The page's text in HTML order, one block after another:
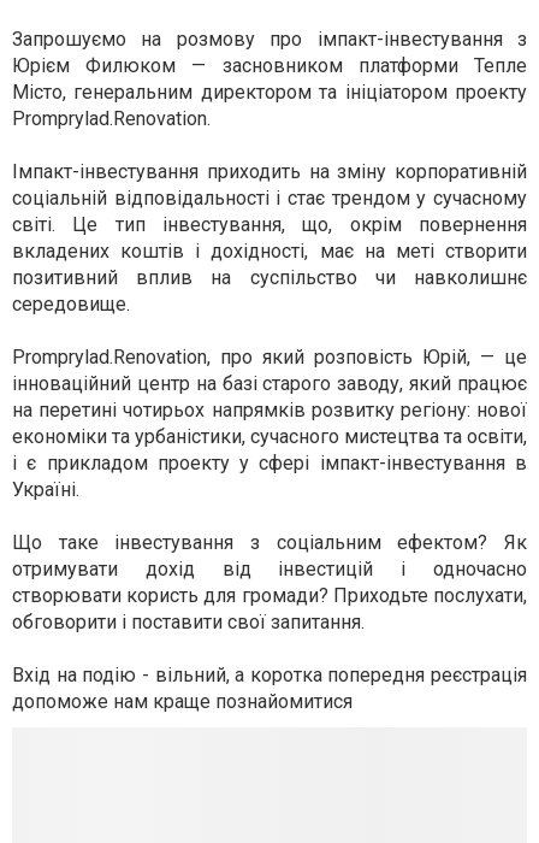
Запрошуємо на розмову про імпакт-інвестування з
Юрієм Филюком — засновником платформи Тепле
Місто, генеральним директором та ініціатором проекту
Promprylad.Renovation.
Імпакт-інвестування приходить на зміну корпоративній
соціальній відповідальності і стає трендом у сучасному
світі. Це тип інвестування, що, окрім повернення
вкладених коштів і дохідності, має на меті створити
позитивний вплив на суспільство чи навколишнє
середовище.
Promprylad.Renovation, про який розповість Юрій, — це
інноваційний центр на базі старого заводу, який працює
на перетині чотирьох напрямків розвитку регіону: нової
економіки та урбаністики, сучасного мистецтва та освіти,
і є прикладом проекту у сфері імпакт-інвестування в
Україні.
Що таке інвестування з соціальним ефектом? Як
отримувати дохід від інвестицій і одночасно
створювати користь для громади? Приходьте послухати,
обговорити і поставити свої запитання.
Вхід на подію - вільний, а коротка попередня реєстрація
допоможе нам краще познайомитися